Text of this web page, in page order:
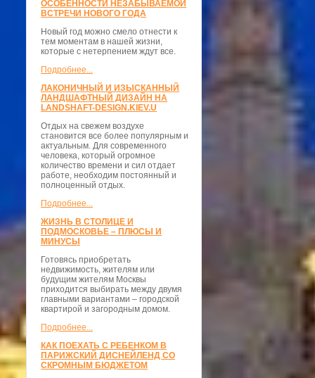
ОСОБЕННОСТИ НЕЗАБЫВАЕМОЙ
ВСТРЕЧИ НОВОГО ГОДА
Новый год можно смело отнести к
тем моментам в нашей жизни,
которые с нетерпением ждут все.
Подробнее...
ЛАКОНИЧНЫЙ И ИЗЫСКАННЫЙ
ЛАНДШАФТНЫЙ ДИЗАЙН НА
LANDSHAFT-DESIGN.KIEV.U
Отдых на свежем воздухе
становится все более популярным и
актуальным. Для современного
человека, который огромное
количество времени и сил отдает
работе, необходим постоянный и
полноценный отдых.
Подробнее...
ЖИЗНЬ В СТОЛИЦЕ И
ПОДМОСКОВЬЕ – ПЛЮСЫ И
МИНУСЫ
Готовясь приобретать
недвижимость, жителям или
будущим жителям Москвы
приходится выбирать между двумя
главными вариантами – городской
квартирой и загородным домом.
Подробнее...
КАК ПОЕХАТЬ С РЕБЕНКОМ В
ПАРИЖСКИЙ ДИСНЕЙЛЕНД СО
СКРОМНЫМ БЮДЖЕТОМ